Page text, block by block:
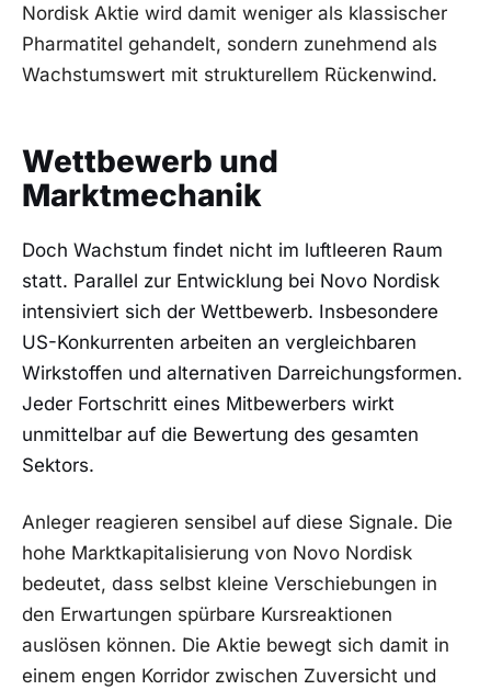
Nordisk Aktie wird damit weniger als klassischer
Pharmatitel gehandelt, sondern zunehmend als
Wachstumswert mit strukturellem Rückenwind.
Wettbewerb und
Marktmechanik
Doch Wachstum findet nicht im luftleeren Raum
statt. Parallel zur Entwicklung bei Novo Nordisk
intensiviert sich der Wettbewerb. Insbesondere
US-Konkurrenten arbeiten an vergleichbaren
Wirkstoffen und alternativen Darreichungsformen.
Jeder Fortschritt eines Mitbewerbers wirkt
unmittelbar auf die Bewertung des gesamten
Sektors.
Anleger reagieren sensibel auf diese Signale. Die
hohe Marktkapitalisierung von Novo Nordisk
bedeutet, dass selbst kleine Verschiebungen in
den Erwartungen spürbare Kursreaktionen
auslösen können. Die Aktie bewegt sich damit in
einem engen Korridor zwischen Zuversicht und